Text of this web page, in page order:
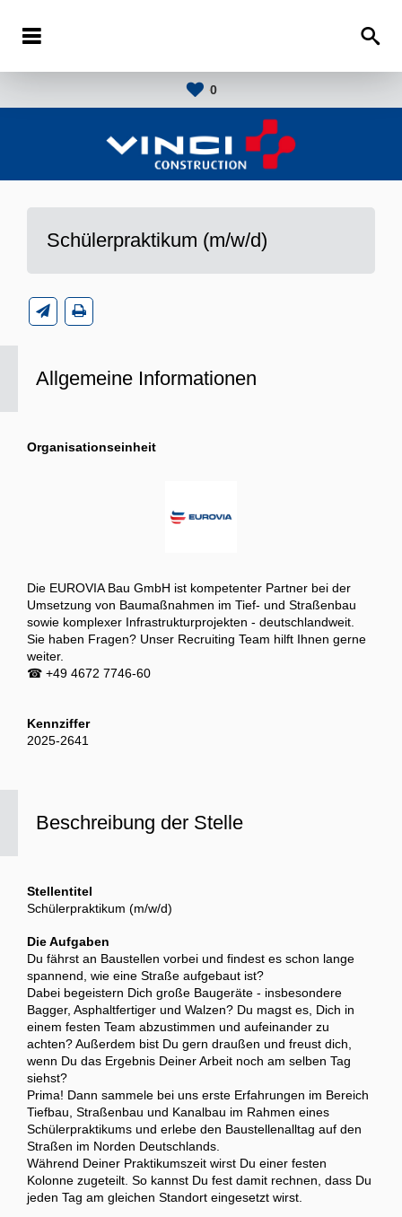
0
Schülerpraktikum (m/w/d)
Beschreibung der Stelle
Stellentitel
Schülerpraktikum (m/w/d)
Die Aufgaben
Du fährst an Baustellen vorbei und findest es schon lange
spannend, wie eine Straße aufgebaut ist?
Dabei begeistern Dich große Baugeräte - insbesondere
Bagger, Asphaltfertiger und Walzen? Du magst es, Dich in
einem festen Team abzustimmen und aufeinander zu
achten? Außerdem bist Du gern draußen und freust dich,
wenn Du das Ergebnis Deiner Arbeit noch am selben Tag
siehst?
Prima! Dann sammele bei uns erste Erfahrungen im Bereich
Tiefbau, Straßenbau und Kanalbau im Rahmen eines
Schülerpraktikums und erlebe den Baustellenalltag auf den
Straßen im Norden Deutschlands.
Während Deiner Praktikumszeit wirst Du einer festen
Kolonne zugeteilt. So kannst Du fest damit rechnen, dass Du
jeden Tag am gleichen Standort eingesetzt wirst.
Allgemeine Informationen
Organisationseinheit
Die EUROVIA Bau GmbH ist kompetenter Partner bei der
Umsetzung von Baumaßnahmen im Tief- und Straßenbau
sowie komplexer Infrastrukturprojekten - deutschlandweit.
Sie haben Fragen? Unser Recruiting Team hilft Ihnen gerne
weiter.
☎ +49 4672 7746-60
Kennziffer
2025-2641